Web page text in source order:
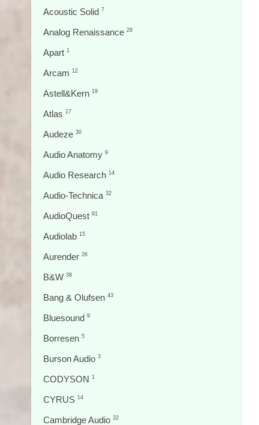
Acoustic Solid 7
Analog Renaissance 28
Apart 1
Arcam 12
Astell&Kern 19
Atlas 17
Audeze 30
Audio Anatomy 9
Audio Research 14
Audio-Technica 32
AudioQuest 91
Audiolab 15
Aurender 26
B&W 38
Bang & Olufsen 43
Bluesound 9
Borresen 5
Burson Audio 3
CODYSON 1
CYRUS 14
Cambridge Audio 32